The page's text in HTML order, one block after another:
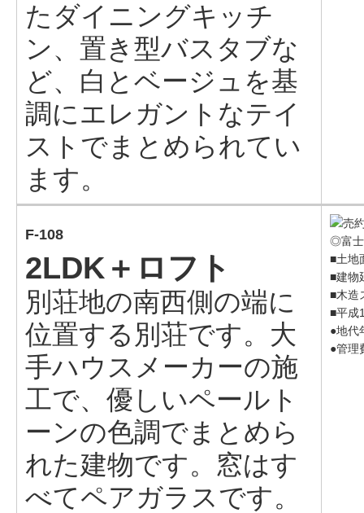
たダイニングキッチ
ン、置き型バスタブな
ど、白とベージュを基
調にエレガントなテイ
ストでまとめられてい
ます。
F-108
2LDK＋ロフト
別荘地の南西側の端に
位置する別荘です。大
手ハウスメーカーの施
工で、優しいペールト
ーンの色調でまとめら
れた建物です。窓はす
べてペアガラスです。
◎富士
■土地
■建物
■木造
■平成
●地代
●管理